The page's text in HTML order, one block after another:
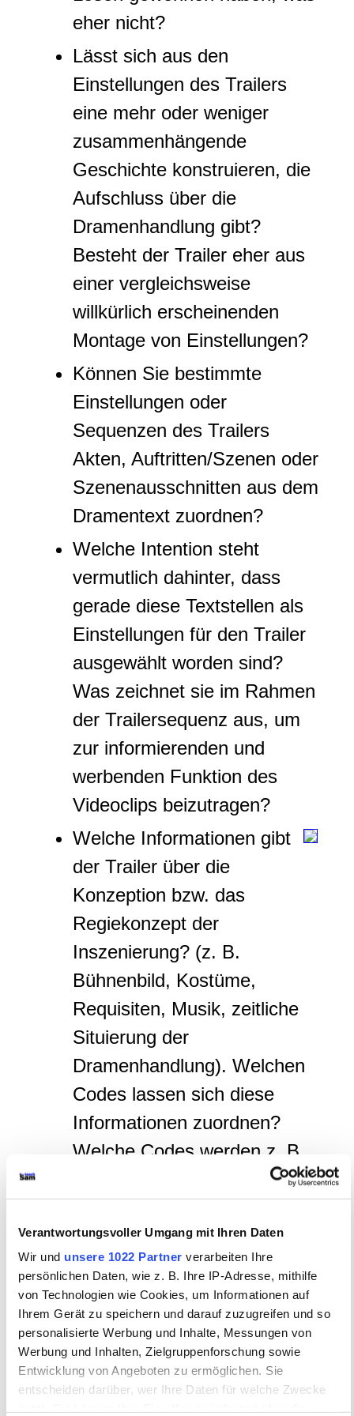
Verantwortungsvoller Umgang mit Ihren Daten
Wir und unsere 1022 Partner verarbeiten Ihre
persönlichen Daten, wie z. B. Ihre IP-Adresse, mithilfe
von Technologien wie Cookies, um Informationen auf
Ihrem Gerät zu speichern und darauf zuzugreifen und so
personalisierte Werbung und Inhalte, Messungen von
Werbung und Inhalten, Zielgruppenforschung sowie
Entwicklung von Angeboten zu ermöglichen. Sie
entscheiden darüber, wer Ihre Daten für welche Zwecke
eher nicht?
Lässt sich aus den
Einstellungen des Trailers
eine mehr oder weniger
zusammenhängende
Geschichte konstruieren, die
Aufschluss über die
Dramenhandlung gibt?
Besteht der Trailer eher aus
einer vergleichsweise
willkürlich erscheinenden
Montage von Einstellungen?
Können Sie bestimmte
Einstellungen oder
Sequenzen des Trailers
Akten, Auftritten/Szenen oder
Szenenausschnitten aus dem
Dramentext zuordnen?
Welche Intention steht
vermutlich dahinter, dass
gerade diese Textstellen als
Einstellungen für den Trailer
ausgewählt worden sind?
Was zeichnet sie im Rahmen
der Trailersequenz aus, um
zur informierenden und
werbenden Funktion des
Videoclips beizutragen?
Welche Informationen gibt
der Trailer über die
Konzeption bzw. das
Regiekonzept der
Inszenierung? (z. B.
Bühnenbild, Kostüme,
Requisiten, Musik, zeitliche
Situierung der
Dramenhandlung). Welchen
Codes lassen sich diese
Informationen zuordnen?
Welche Codes werden z. B.
zur Charakterisierung der
Aussehen, Kostüm, Gestalt,
Maske (z. B. Schminke),
Alter, Sprache)?
Welche Veränderungen
gegenüber dem Dramentext
feststellen? Was
unterscheidet sich von hren